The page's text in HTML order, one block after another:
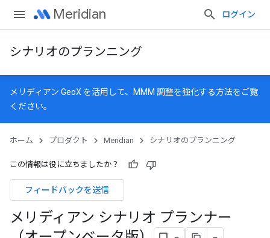
Meridian ログイン
シナリオのプランニング
メリディアン GeoX を活用して、MMM 調整を強化する方法をご覧
ください。
ホーム プロダクト Meridian シナリオのプランニング
この情報は役に立ちましたか？
フィードバックを送信
メリディアン シナリオ プランナー